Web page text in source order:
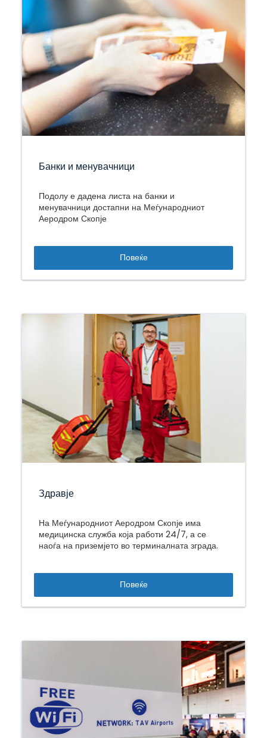
Банки и менувачници
Подолу е дадена листа на банки и
менувачници достапни на Меѓународниот
Аеродром Скопје
Повеќе
Здравје
На Меѓународниот Аеродром Скопје има
медицинска служба која работи 24/7, а се
наоѓа на приземјето во терминалната зграда.
Повеќе